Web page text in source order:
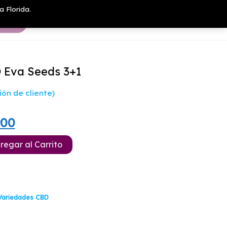
Florida.
Seeds 3+1
de cliente)
El
precio
$15.900.
al Carrito
CBD